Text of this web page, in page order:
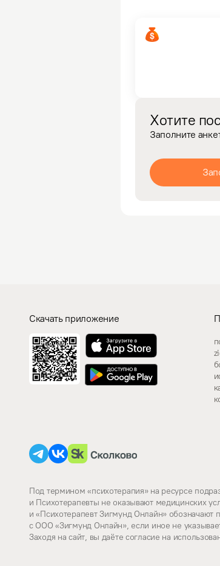
Хотите
Заполните
Скачать приложение
Под термином «психотерапия» на ресурсе
и Психотерапевты не оказывают медицинских
и «Психотерапевт Зигмунд Онлайн» обозначают
с ООО «Зигмунд Онлайн», если иное не
Заходя на сайт, вы даёте согласие на